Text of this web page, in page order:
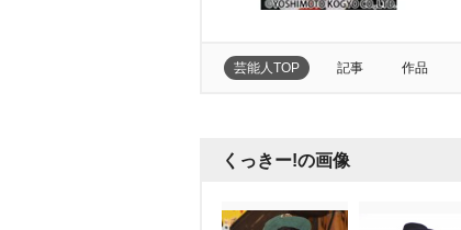
芸能人TOP 記事 作品
くっきー!の画像